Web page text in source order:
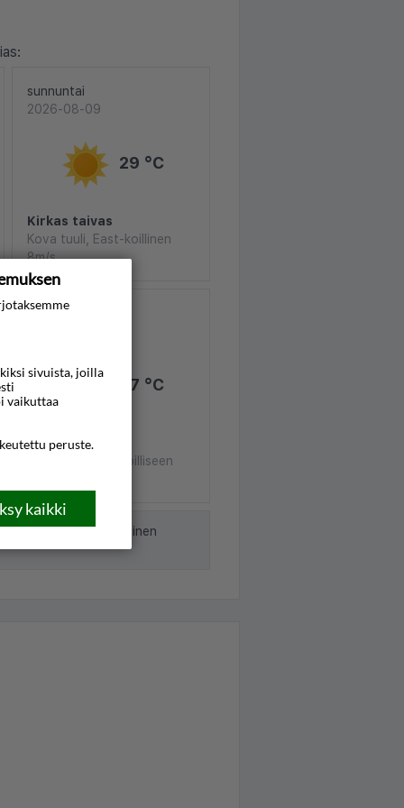
sunnuntai
2026-08-09
29 °C
Kirkas taivas
Kova tuuli, East-koillinen
8m/s
tiistai
27 °C
Kirkas taivas
Heikkoa tuulta, koilliseen
Norjan meteorologinen
sivuista, joilla
vaikuttaa
peruste.
kaikki